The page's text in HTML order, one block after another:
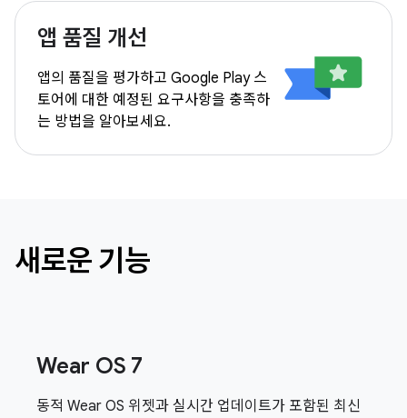
앱 품질 개선
앱의 품질을 평가하고 Google Play 스
토어에 대한 예정된 요구사항을 충족하
는 방법을 알아보세요.
새로운 기능
Wear OS 7
동적 Wear OS 위젯과 실시간 업데이트가 포함된 최신